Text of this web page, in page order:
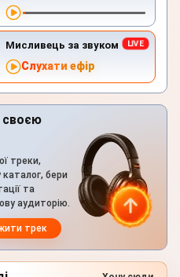
Мисливець за звуком
Слухати ефір
своєю
треки,
бери
та
аудиторію.
трек